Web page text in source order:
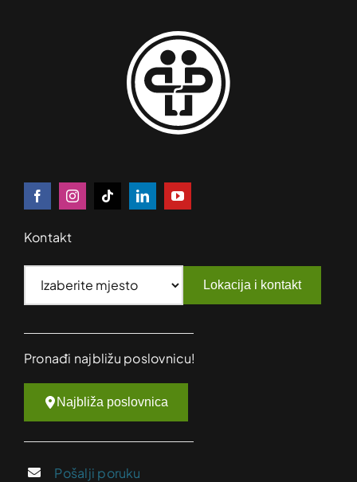
Kontakt
Lokacija i kontakt
Pronađi najbližu poslovnicu!
Najbliža poslovnica
Pošalji poruku